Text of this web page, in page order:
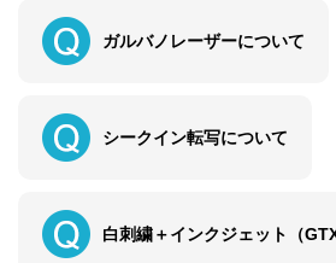
ガルバノレーザーについて
シークイン転写について
白刺繍＋インクジェット（